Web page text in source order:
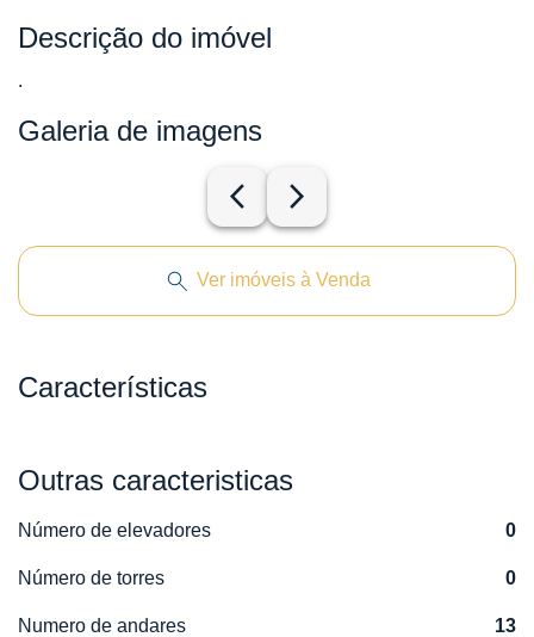
Descrição do imóvel
.
Galeria de imagens
arrow_back_ios_new arrow_forward_ios
Ver imóveis à Venda
Características
Outras caracteristicas
Número de elevadores 0
Número de torres 0
Numero de andares 13